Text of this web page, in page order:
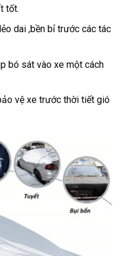
tốt.
dai ,bền bỉ trước các tác
bó sát vào xe một cách
vệ xe trước thời tiết gió